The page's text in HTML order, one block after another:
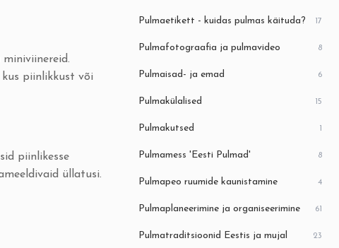
kus piinlikkust või
piinlikesse
üllatusi.
Pulmaetikett - kuidas pulmas käituda? 17
Pulmafotograafia ja pulmavideo 8
Pulmaisad- ja emad 6
Pulmakülalised 15
Pulmakutsed 1
Pulmamess 'Eesti Pulmad' 8
Pulmapeo ruumide kaunistamine 4
Pulmaplaneerimine ja organiseerimine 61
Pulmatraditsioonid Eestis ja mujal 23